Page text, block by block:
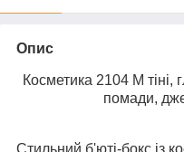
Опис
Косметика 2104 M
помади,
Стильний б'юті-бокс із